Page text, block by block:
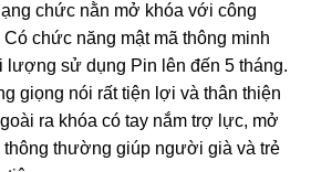
chức nằn mở khóa với công
chức năng mật mã thông minh
lượng sử dụng Pin lên đến 5 tháng.
giọng nói rất tiện lợi và thân thiện
ra khóa có tay nắm trợ lực, mở
thường giúp người già và trẻ